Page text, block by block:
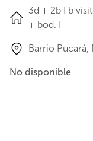
3d + 2b I b
+ bod. I
Barrio Pucará,
No disponible